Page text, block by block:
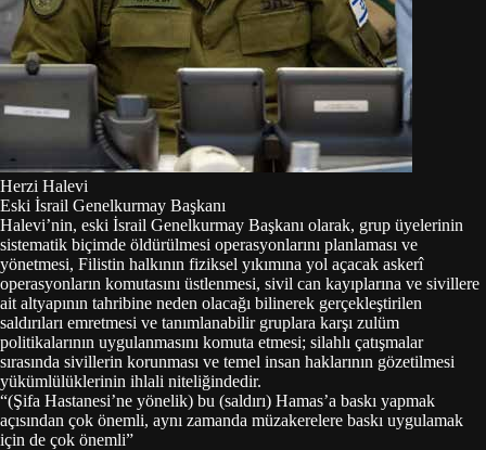
Herzi Halevi
Eski İsrail Genelkurmay Başkanı
Halevi’nin, eski İsrail Genelkurmay Başkanı olarak, grup üyelerinin
sistematik biçimde öldürülmesi operasyonlarını planlaması ve
yönetmesi, Filistin halkının fiziksel yıkımına yol açacak askerî
operasyonların komutasını üstlenmesi, sivil can kayıplarına ve sivillere
ait altyapının tahribine neden olacağı bilinerek gerçekleştirilen
saldırıları emretmesi ve tanımlanabilir gruplara karşı zulüm
politikalarının uygulanmasını komuta etmesi; silahlı çatışmalar
sırasında sivillerin korunması ve temel insan haklarının gözetilmesi
yükümlülüklerinin ihlali niteliğindedir.
“(Şifa Hastanesi’ne yönelik) bu (saldırı) Hamas’a baskı yapmak
açısından çok önemli, aynı zamanda müzakerelere baskı uygulamak
için de çok önemli”